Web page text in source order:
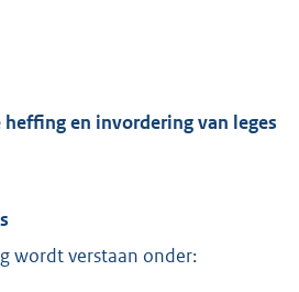
en invordering van leges
wordt verstaan onder: